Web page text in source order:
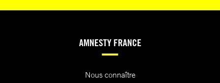
AMNESTY FRANCE
Nous connaître